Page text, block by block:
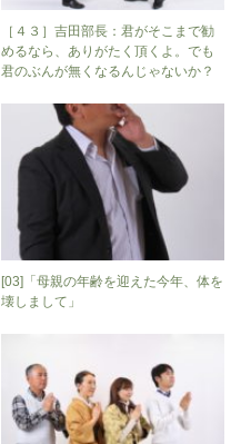
［４３］吉田部長：君がそこまで勧
めるなら、ありがたく頂くよ。でも
君のぶんが無くなるんじゃないか？
[03]「母親の年齢を迎えた今年、体を
壊しまして」